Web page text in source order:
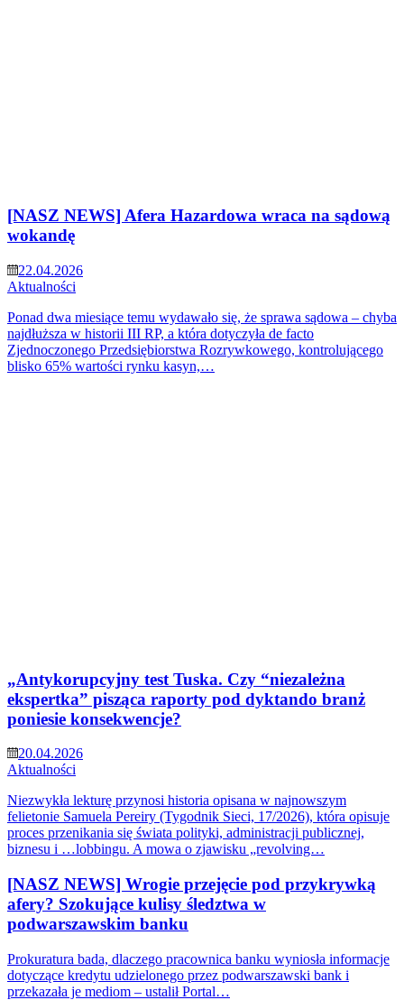
[NASZ NEWS] Afera Hazardowa wraca na sądową
wokandę
22.04.2026
Aktualności
Ponad dwa miesiące temu wydawało się, że sprawa sądowa – chyba
najdłuższa w historii III RP, a która dotyczyła de facto
Zjednoczonego Przedsiębiorstwa Rozrywkowego, kontrolującego
blisko 65% wartości rynku kasyn,…
„Antykorupcyjny test Tuska. Czy “niezależna
ekspertka” pisząca raporty pod dyktando branż
poniesie konsekwencje?
20.04.2026
Aktualności
Niezwykła lekturę przynosi historia opisana w najnowszym
felietonie Samuela Pereiry (Tygodnik Sieci, 17/2026), która opisuje
proces przenikania się świata polityki, administracji publicznej,
biznesu i …lobbingu. A mowa o zjawisku „revolving…
[NASZ NEWS] Wrogie przejęcie pod przykrywką
afery? Szokujące kulisy śledztwa w
podwarszawskim banku
Prokuratura bada, dlaczego pracownica banku wyniosła informacje
dotyczące kredytu udzielonego przez podwarszawski bank i
przekazała je mediom – ustalił Portal…